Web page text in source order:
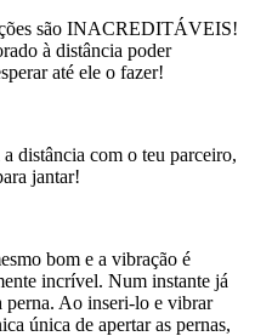
são INACREDITÁVEIS!
à distância poder
até ele o fazer!
distância com o teu parceiro,
jantar!
bom e a vibração é
incrível. Num instante já
perna. Ao inseri-lo e vibrar
única de apertar as pernas,